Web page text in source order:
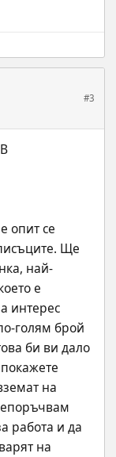
#3
опит се
Ще
най-
е
интерес
голям брой
би ви дало
на
работа и да
на